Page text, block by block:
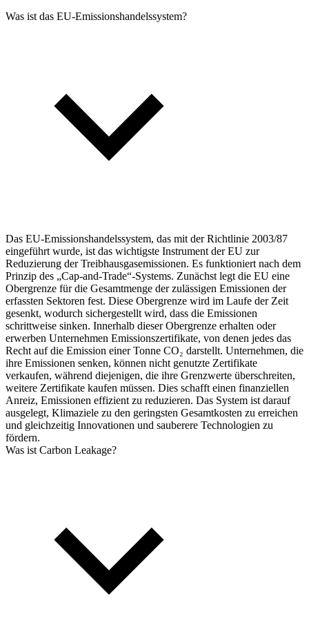
Was ist das EU-Emissionshandelssystem?
Das EU-Emissionshandelssystem, das mit der Richtlinie 2003/87
eingeführt wurde, ist das wichtigste Instrument der EU zur
Reduzierung der Treibhausgasemissionen. Es funktioniert nach dem
Prinzip des „Cap-and-Trade“-Systems. Zunächst legt die EU eine
Obergrenze für die Gesamtmenge der zulässigen Emissionen der
erfassten Sektoren fest. Diese Obergrenze wird im Laufe der Zeit
gesenkt, wodurch sichergestellt wird, dass die Emissionen
schrittweise sinken. Innerhalb dieser Obergrenze erhalten oder
erwerben Unternehmen Emissionszertifikate, von denen jedes das
Recht auf die Emission einer Tonne CO₂ darstellt. Unternehmen, die
ihre Emissionen senken, können nicht genutzte Zertifikate
verkaufen, während diejenigen, die ihre Grenzwerte überschreiten,
weitere Zertifikate kaufen müssen. Dies schafft einen finanziellen
Anreiz, Emissionen effizient zu reduzieren. Das System ist darauf
ausgelegt, Klimaziele zu den geringsten Gesamtkosten zu erreichen
und gleichzeitig Innovationen und sauberere Technologien zu
fördern.
Was ist Carbon Leakage?